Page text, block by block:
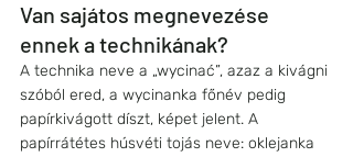
Van sajátos megnevezése
ennek a technikának?
A technika neve a „wycinać”, azaz a kivágni
szóból ered, a wycinanka főnév pedig
papírkivágott díszt, képet jelent. A
papírrátétes húsvéti tojás neve: oklejanka